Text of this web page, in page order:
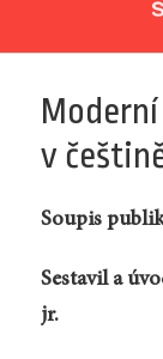
v
Soupis
Sestavil a
jr.